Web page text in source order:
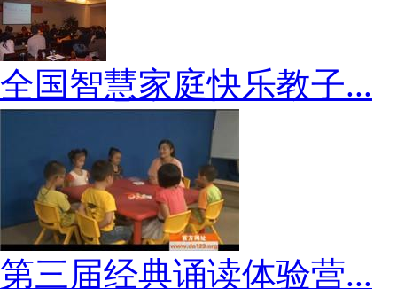
全国智慧家庭快乐教子...
第三届经典诵读体验营...